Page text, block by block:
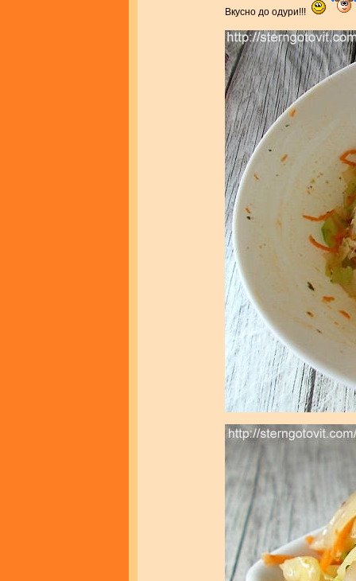
Вкусно до одури!!!